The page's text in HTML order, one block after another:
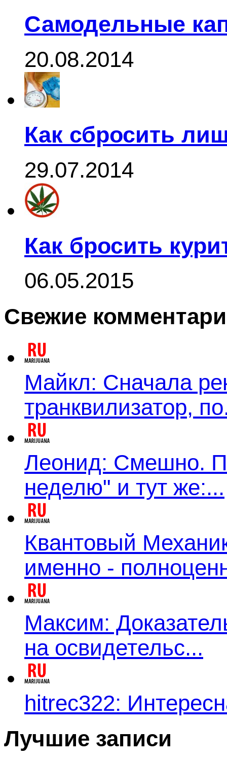
Самодельные
20.08.2014
Как сбросить
29.07.2014
Как бросить
06.05.2015
Свежие
Майкл: Сначала
транквилизатор,
Леонид: Смешно.
неделю" и тут же:...
Квантовый
именно -
Максим:
на освидетельс...
hitrec322:
Лучшие записи